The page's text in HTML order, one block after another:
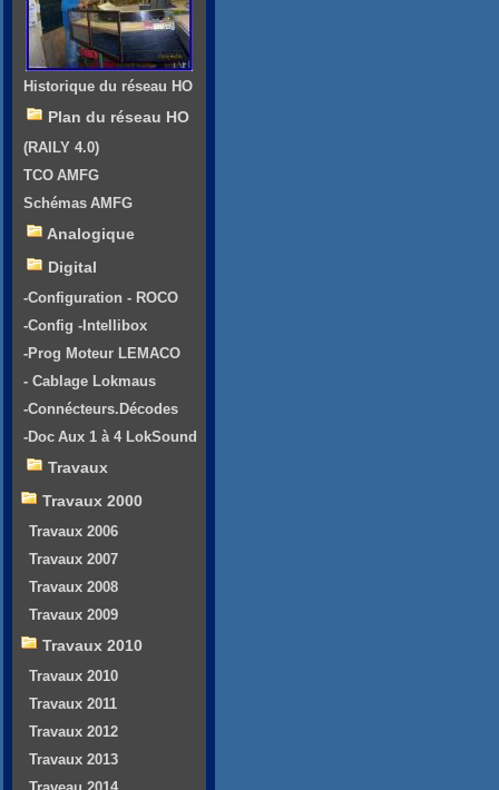
Historique du réseau HO
Plan du réseau HO
(RAILY 4.0)
TCO AMFG
Schémas AMFG
Analogique
Digital
-Configuration - ROCO
-Config -Intellibox
-Prog Moteur LEMACO
- Cablage Lokmaus
-Connécteurs.Décodes
-Doc Aux 1 à 4 LokSound
Travaux
Travaux 2000
Travaux 2006
Travaux 2007
Travaux 2008
Travaux 2009
Travaux 2010
Travaux 2010
Travaux 2011
Travaux 2012
Travaux 2013